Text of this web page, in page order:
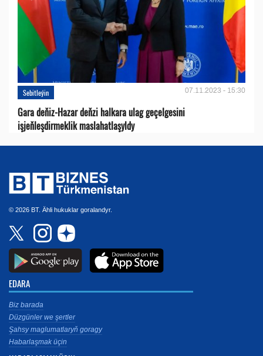
Sebitleýin 07.11.2023 - 15:30
Gara deňiz-Hazar deňzi halkara ulag geçelgesini
işjeňleşdirmeklik maslahatlaşyldy
© 2026 BT. Ähli hukuklar goralandyr.
EDARA
Biz barada
Düzgünler we şertler
Şahsy maglumatlaryň goragy
Habarlaşmak üçin